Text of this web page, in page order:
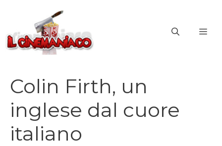
contenuto
Colin Firth, un
inglese dal cuore
italiano